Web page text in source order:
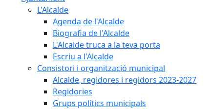
L'Alcalde
Agenda de l'Alcalde
Biografia de l'Alcalde
L'Alcalde truca a la teva porta
Escriu a l'Alcalde
Consistori i organització municipal
Alcalde, regidores i regidors 2023-2027
Regidories
Grups polítics municipals